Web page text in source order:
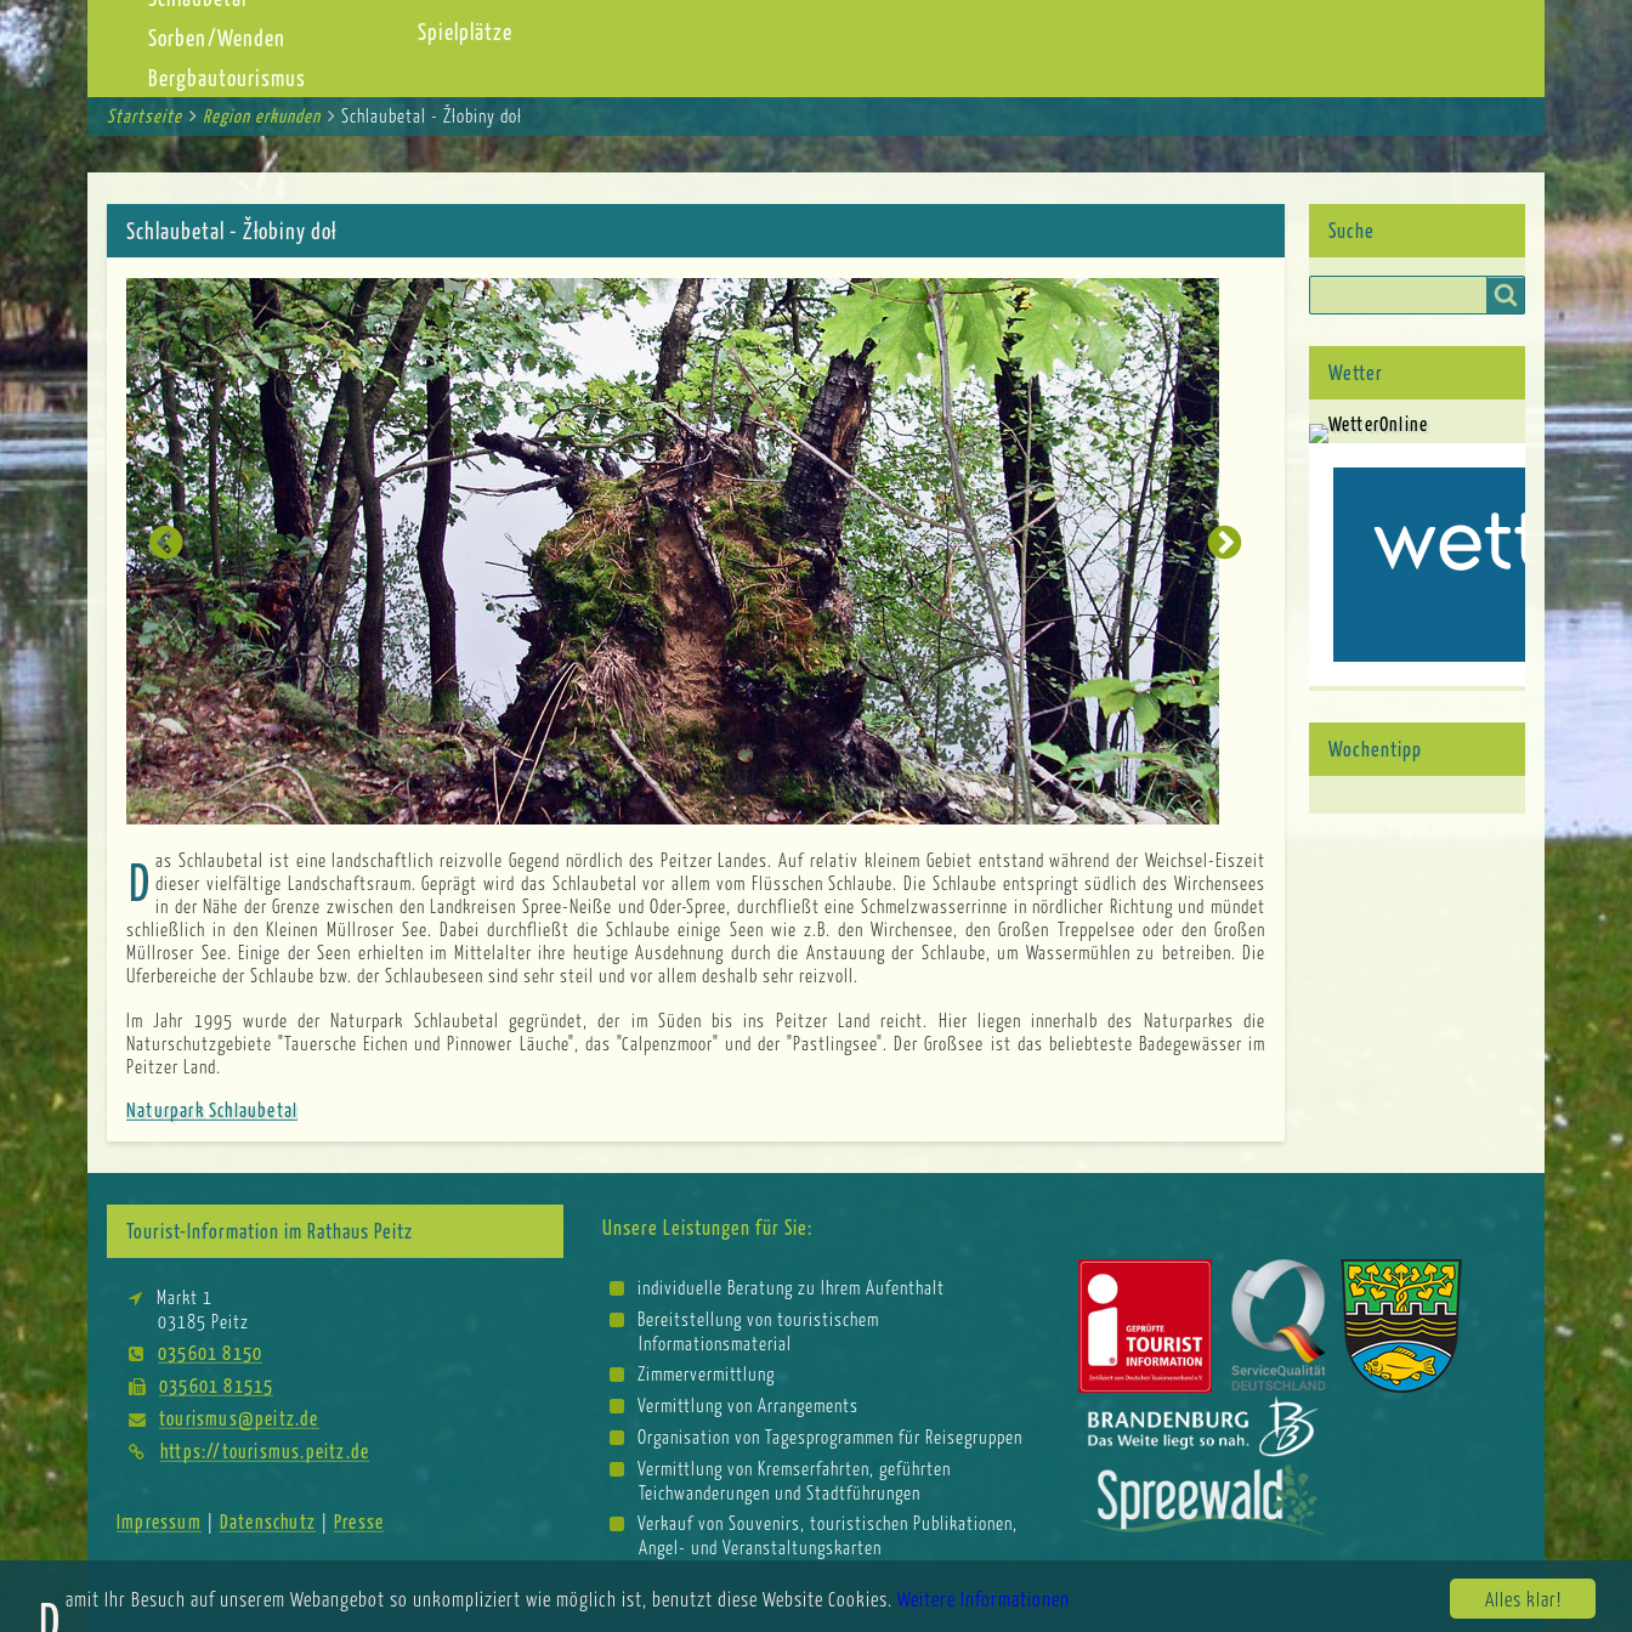
Alles klar!
Damit Ihr Besuch auf unserem Webangebot so unkompliziert wie möglich ist, benutzt diese Website Cookies. Weitere Informationen
Sorben/Wenden
Bergbautourismus
Spielplätze
Breadcrumbs
You
are
here:
Startseite Region erkunden Schlaubetal - Žłobiny doł
Schlaubetal - Žłobiny doł
Das Schlaubetal ist eine landschaftlich reizvolle Gegend nördlich des Peitzer Landes. Auf relativ kleinem Gebiet entstand während der Weichsel-Eiszeit dieser vielfältige Landschaftsraum. Geprägt wird das Schlaubetal vor allem vom Flüsschen Schlaube. Die Schlaube entspringt südlich des Wirchensees
in der Nähe der Grenze zwischen den Landkreisen Spree-Neiße und Oder-Spree, durchfließt eine Schmelzwasserrinne in nördlicher Richtung und mündet
schließlich in den Kleinen Müllroser See. Dabei durchfließt die Schlaube einige Seen wie z.B. den Wirchensee, den Großen Treppelsee oder den Großen
Müllroser See. Einige der Seen erhielten im Mittelalter ihre heutige Ausdehnung durch die Anstauung der Schlaube, um Wassermühlen zu betreiben. Die
Uferbereiche der Schlaube bzw. der Schlaubeseen sind sehr steil und vor allem deshalb sehr reizvoll.
Im Jahr 1995 wurde der Naturpark Schlaubetal gegründet, der im Süden bis ins Peitzer Land reicht. Hier liegen innerhalb des Naturparkes die
Naturschutzgebiete "Tauersche Eichen und Pinnower Läuche", das "Calpenzmoor" und der "Pastlingsee". Der Großsee ist das beliebteste Badegewässer im
Peitzer Land.
weiterführende
Naturpark Schlaubetal
Suche
Wetter
Wochentipp
Tourist-Information im Rathaus Peitz
Markt 1
03185 Peitz
035601 8150
035601 81515
tourismus@peitz.de
https://tourismus.peitz.de
Impressum Datenschutz |Presse
Unsere Leistungen für Sie:
individuelle Beratung zu Ihrem Aufenthalt
Bereitstellung von touristischem
Informationsmaterial
Zimmervermittlung
Vermittlung von Arrangements
Organisation von Tagesprogrammen für Reisegruppen
Vermittlung von Kremserfahrten, geführten
Teichwanderungen und Stadtführungen
Verkauf von Souvenirs, touristischen Publikationen,
Angel- und Veranstaltungskarten